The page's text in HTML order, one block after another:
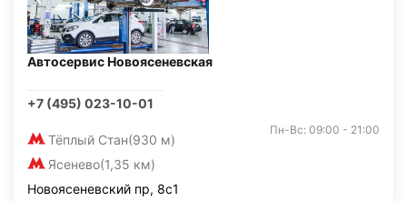
Автосервис Новоясеневская
+7 (495) 023-10-01
Тёплый Стан(930 м)
Ясенево(1,35 км)
Пн-Вс: 09:00 - 21:00
Новоясеневский пр, 8с1